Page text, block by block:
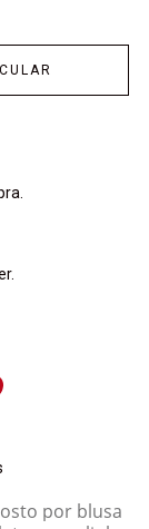
por blusa